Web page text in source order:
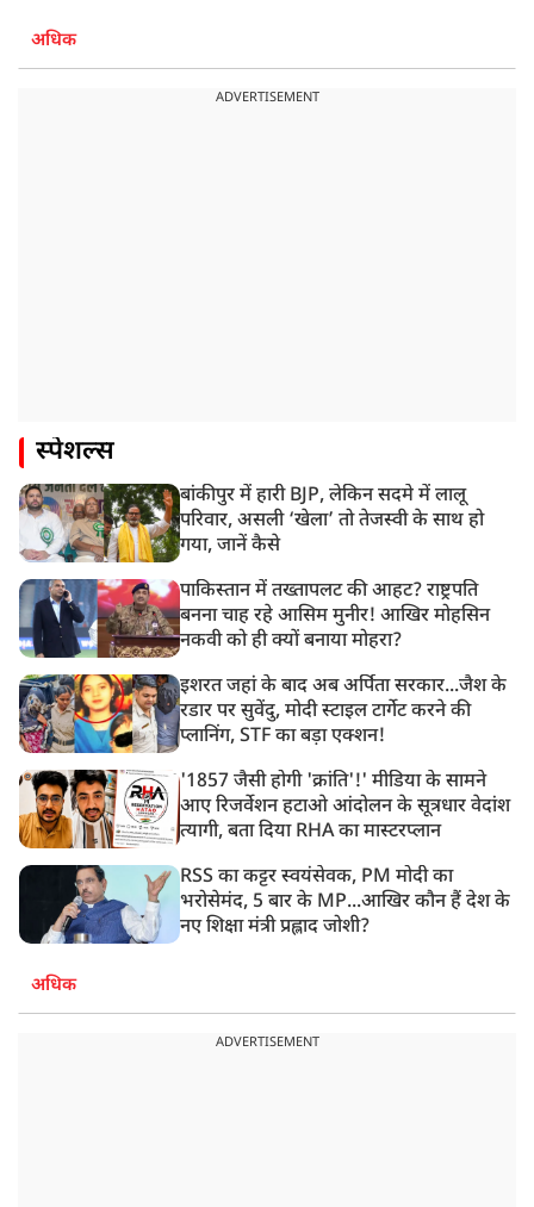
अधिक
ADVERTISEMENT
स्पेशल्स
बांकीपुर में हारी BJP, लेकिन सदमे में लालू
परिवार, असली ‘खेला’ तो तेजस्वी के साथ हो
गया, जानें कैसे
पाकिस्तान में तख्तापलट की आहट? राष्ट्रपति
बनना चाह रहे आसिम मुनीर! आखिर मोहसिन
नकवी को ही क्यों बनाया मोहरा?
इशरत जहां के बाद अब अर्पिता सरकार...जैश के
रडार पर सुवेंदु, मोदी स्टाइल टार्गेट करने की
प्लानिंग, STF का बड़ा एक्शन!
'1857 जैसी होगी 'क्रांति'!' मीडिया के सामने
आए रिजर्वेशन हटाओ आंदोलन के सूत्रधार वेदांश
त्यागी, बता दिया RHA का मास्टरप्लान
RSS का कट्टर स्वयंसेवक, PM मोदी का
भरोसेमंद, 5 बार के MP...आखिर कौन हैं देश के
नए शिक्षा मंत्री प्रह्लाद जोशी?
अधिक
ADVERTISEMENT